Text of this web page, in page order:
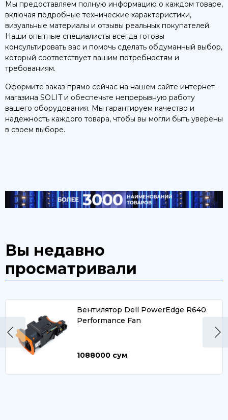
Мы предоставляем полную информацию о каждом товаре,
включая подробные технические характеристики,
визуальные материалы и отзывы реальных покупателей.
Наши опытные специалисты всегда готовы
консультировать вас и помочь сделать обдуманный выбор,
который соответствует вашим потребностям и
требованиям.
Оформите заказ прямо сейчас на нашем сайте интернет-
магазина SOLIT и обеспечьте непрерывную работу
вашего оборудования. Мы гарантируем качество и
надежность каждого товара, чтобы вы могли быть уверены
в своем выборе.
Вы недавно
просматривали
Вентилятор Dell PowerEdge R640
Performance Fan
1088000 сум